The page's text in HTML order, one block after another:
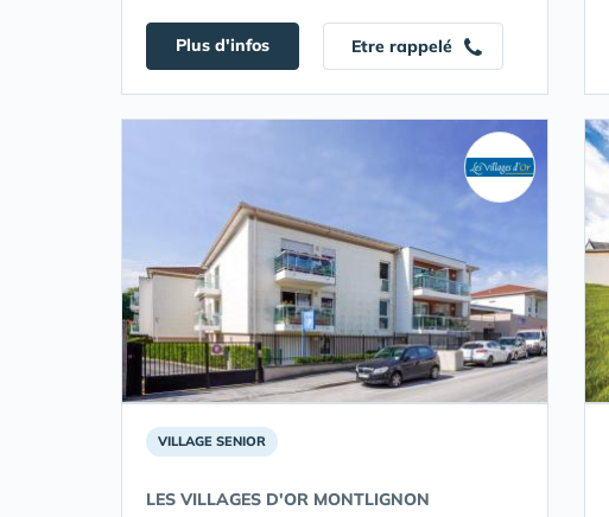
Plus d'infos Etre rappelé
VILLAGE SENIOR
LES VILLAGES D'OR MONTLIGNON